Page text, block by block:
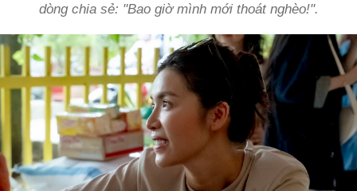
dòng chia sẻ: "Bao giờ mình mới thoát nghèo!".